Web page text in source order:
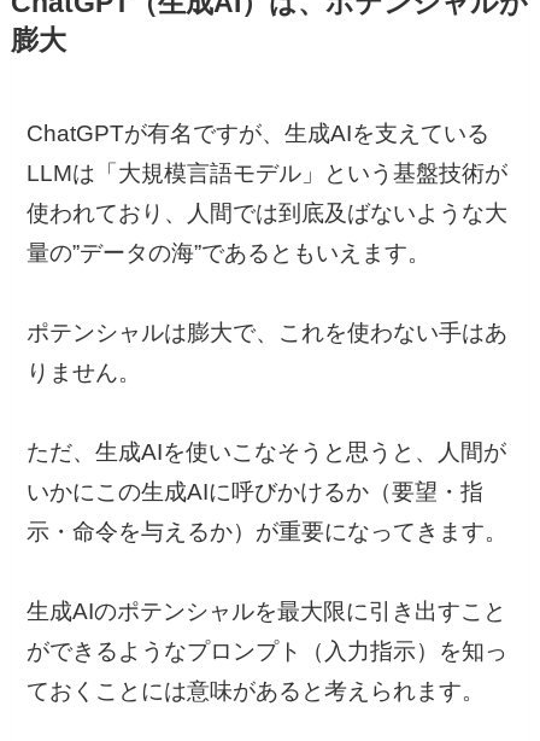
膨大
ChatGPTが有名ですが、生成AIを支えている
LLMは「大規模言語モデル」という基盤技術が
使われており、人間では到底及ばないような大
量の”データの海”であるともいえます。
ポテンシャルは膨大で、これを使わない手はあ
りません。
ただ、生成AIを使いこなそうと思うと、人間が
いかにこの生成AIに呼びかけるか（要望・指
示・命令を与えるか）が重要になってきます。
生成AIのポテンシャルを最大限に引き出すこと
ができるようなプロンプト（入力指示）を知っ
ておくことには意味があると考えられます。